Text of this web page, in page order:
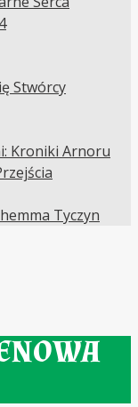
Stwórcy
Kroniki Arnoru
Tyczyn